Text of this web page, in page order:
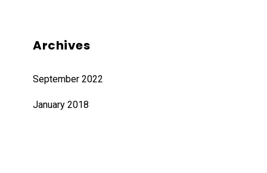
Archives
September 2022
January 2018